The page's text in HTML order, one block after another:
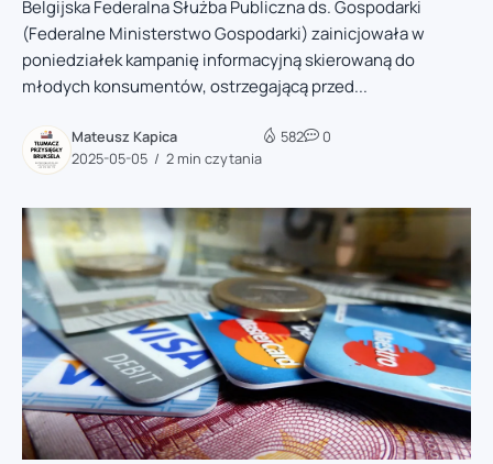
Belgijska Federalna Służba Publiczna ds. Gospodarki
(Federalne Ministerstwo Gospodarki) zainicjowała w
poniedziałek kampanię informacyjną skierowaną do
młodych konsumentów, ostrzegającą przed...
Mateusz Kapica
2025-05-05
2 min czytania
582 0